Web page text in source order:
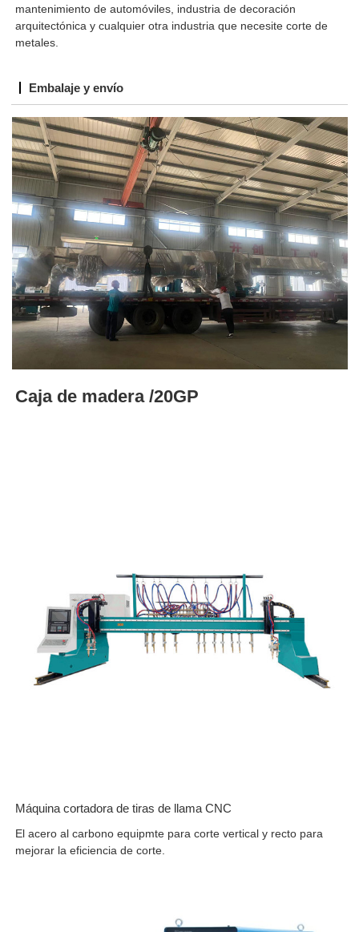
mantenimiento de automóviles, industria de decoración
arquitectónica y cualquier otra industria que necesite corte de
metales.
Embalaje y envío
Caja de madera /20GP
Máquina cortadora de tiras de llama CNC
El acero al carbono equipmte para corte vertical y recto para
mejorar la eficiencia de corte.